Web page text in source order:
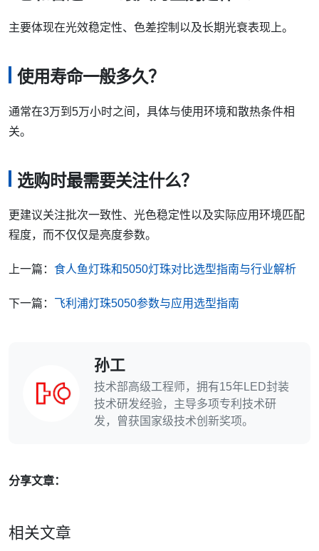
主要体现在光效稳定性、色差控制以及长期光衰表现上。
使用寿命一般多久？
通常在3万到5万小时之间，具体与使用环境和散热条件相
关。
选购时最需要关注什么？
更建议关注批次一致性、光色稳定性以及实际应用环境匹配
程度，而不仅仅是亮度参数。
上一篇： 食人鱼灯珠和5050灯珠对比选型指南与行业解析
下一篇： 飞利浦灯珠5050参数与应用选型指南
孙工
技术部高级工程师，拥有15年LED封装
技术研发经验，主导多项专利技术研
发，曾获国家级技术创新奖项。
分享文章：
相关文章